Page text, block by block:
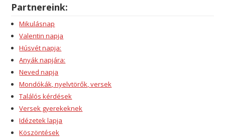
Partnereink:
Mikulásnap
Valentin napja
Húsvét napja:
Anyák napjára:
Neved napja
Mondókák, nyelvtörők, versek
Találós kérdések
Versek gyerekeknek
Idézetek lapja
Köszöntések